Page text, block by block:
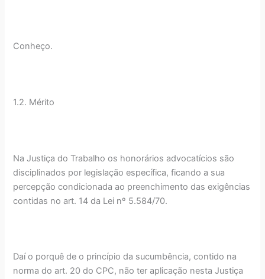
Conheço.
1.2. Mérito
Na Justiça do Trabalho os honorários advocatícios são
disciplinados por legislação específica, ficando a sua
percepção condicionada ao preenchimento das exigências
contidas no art. 14 da Lei nº 5.584/70.
Daí o porquê de o princípio da sucumbência, contido na
norma do art. 20 do CPC, não ter aplicação nesta Justiça